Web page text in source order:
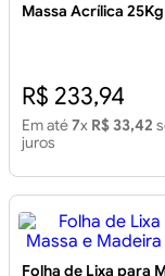
Massa Acrílica 25Kg
R$ 233,94
Em até7x R$ 33,42
juros
Folha de Lixa para